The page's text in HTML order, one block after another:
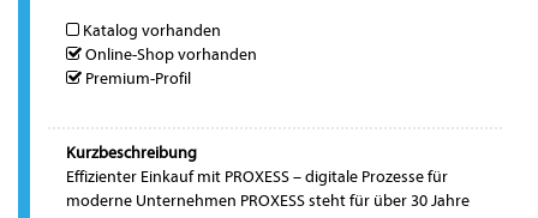
Katalog vorhanden
Online-Shop vorhanden
Premium-Profil
Kurzbeschreibung
Effizienter Einkauf mit PROXESS – digitale Prozesse für
moderne Unternehmen PROXESS steht für über 30 Jahre